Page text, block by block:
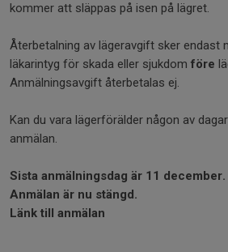
kommer att släppas på isen på lägret.
Återbetalning av lägeravgift sker endast
läkarintyg för skada eller sjukdom före
Anmälningsavgift återbetalas ej.
Kan du vara lägerförälder någon av
anmälan.
Sista anmälningsdag är 11 december.
Anmälan är nu stängd.
Länk till anmälan